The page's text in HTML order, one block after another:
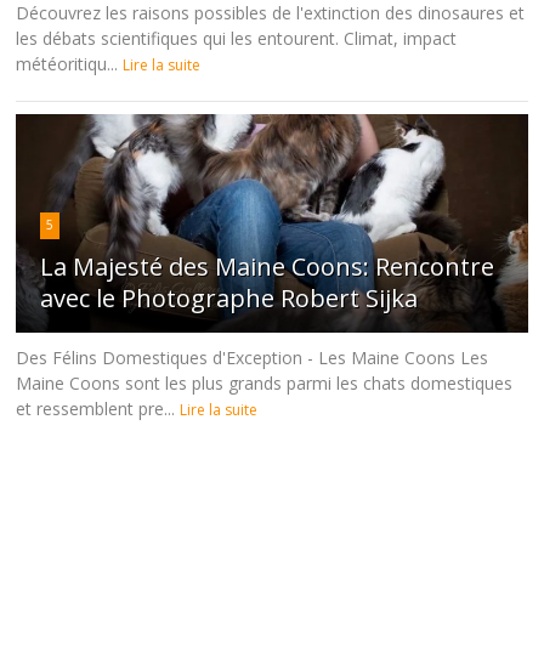
Découvrez les raisons possibles de l'extinction des dinosaures et
les débats scientifiques qui les entourent. Climat, impact
météoritiqu... Lire la suite
5
La Majesté des Maine Coons: Rencontre
avec le Photographe Robert Sijka
Des Félins Domestiques d'Exception - Les Maine Coons Les
Maine Coons sont les plus grands parmi les chats domestiques
et ressemblent pre... Lire la suite